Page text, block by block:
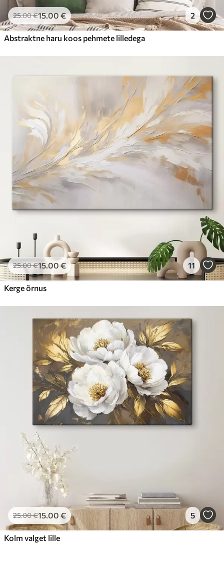
25.00€15.00€ 2
Abstraktne haru koos pehmete lilledega
25.00€15.00 € 11
Kerge õrnus
25.00€15.00 € 5
Kolm valget lille